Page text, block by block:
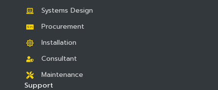
Systems Design
Procurement
Installation
Consultant
Maintenance
Support